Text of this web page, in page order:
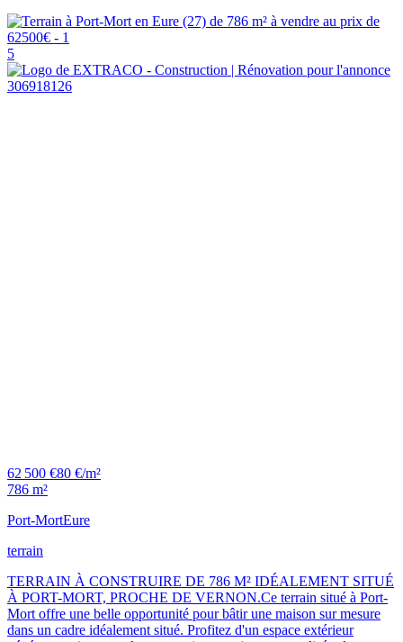
5
62 500 €80 €/m²
786 m²
Port-MortEure
terrain
TERRAIN À CONSTRUIRE DE 786 M² IDÉALEMENT SITUÉ
À PORT-MORT, PROCHE DE VERNON.Ce terrain situé à Port-
Mort offre une belle opportunité pour bâtir une maison sur mesure
dans un cadre idéalement situé. Profitez d'un espace extérieur